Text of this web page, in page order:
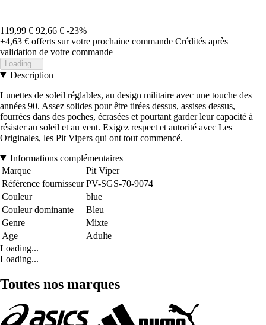
119,99 € 92,66 € -23%
+4,63 € offerts sur votre prochaine commande Crédités après
validation de votre commande
Loading...
Description
Lunettes de soleil réglables, au design militaire avec une touche des
années 90. Assez solides pour être tirées dessus, assises dessus,
fourrées dans des poches, écrasées et pourtant garder leur capacité à
résister au soleil et au vent. Exigez respect et autorité avec Les
Originales, les Pit Vipers qui ont tout commencé.
Informations complémentaires
Marque
Pit Viper
Référence fournisseur PV-SGS-70-9074
Couleur
blue
Couleur dominante
Bleu
Genre
Mixte
Age
Adulte
Loading...
Loading...
Toutes nos marques